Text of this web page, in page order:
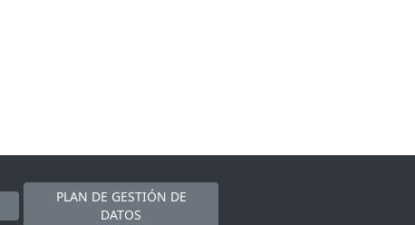
PLAN DE GESTIÓN DE
DATOS